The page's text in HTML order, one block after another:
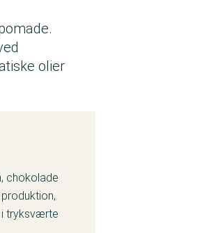
olier
chokolade
i tryksværte